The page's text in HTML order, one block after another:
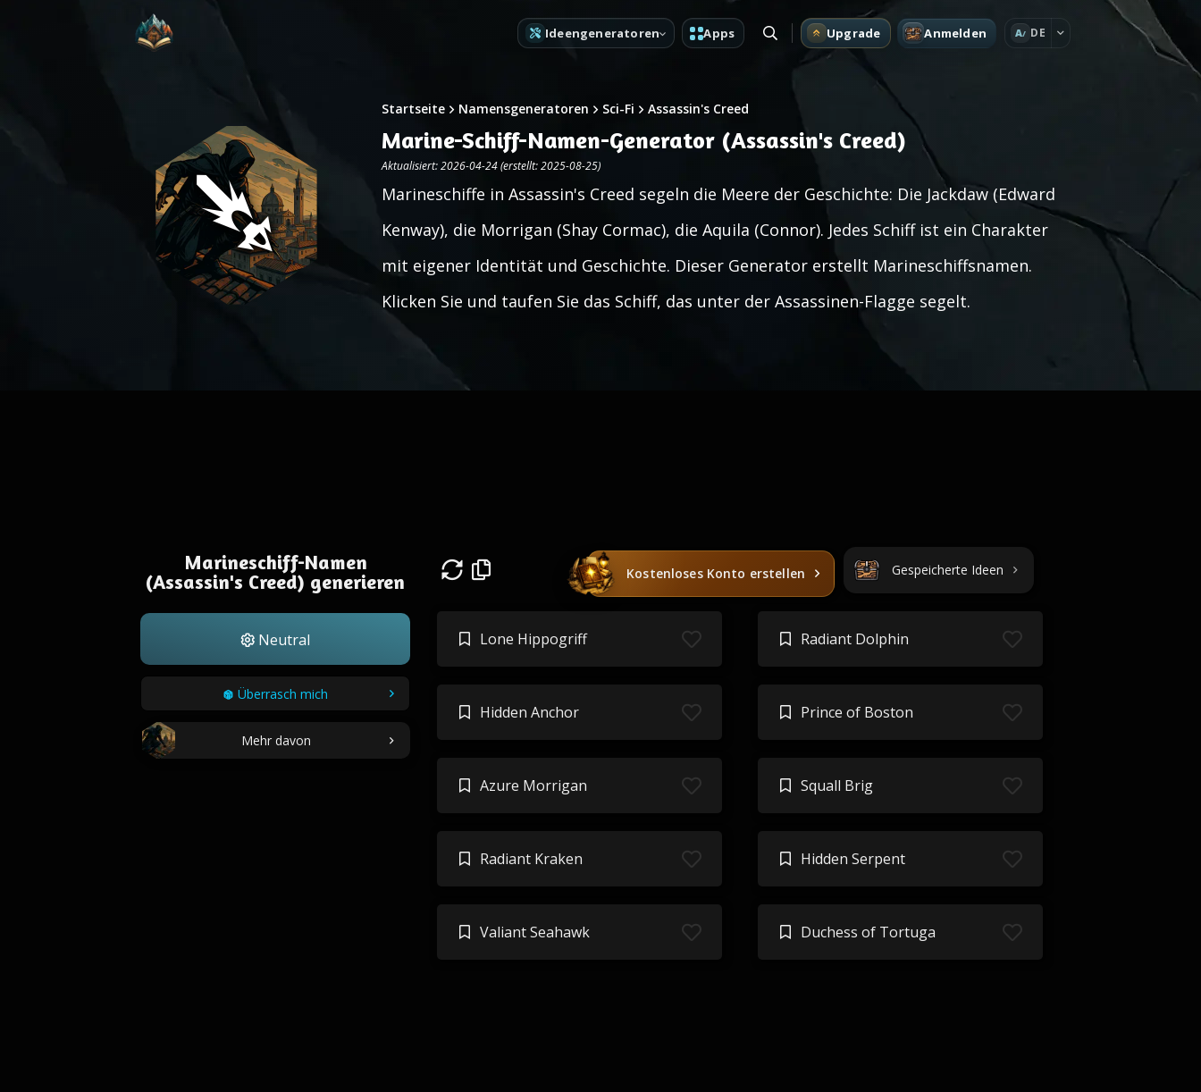
Ideengeneratoren Apps Upgrade Anmelden A DE
Startseite Namensgeneratoren Sci-Fi Assassin's Creed
Marine-Schiff-Namen-Generator (Assassin's Creed)
Aktualisiert: 2026-04-24 (erstellt: 2025-08-25)
Marineschiffe in Assassin's Creed segeln die Meere der Geschichte: Die Jackdaw (Edward
Kenway), die Morrigan (Shay Cormac), die Aquila (Connor). Jedes Schiff ist ein Charakter
mit eigener Identität und Geschichte. Dieser Generator erstellt Marineschiffsnamen.
Klicken Sie und taufen Sie das Schiff, das unter der Assassinen-Flagge segelt.
Marineschiff-Namen
(Assassin's Creed) generieren
Neutral
Überrasch mich
Mehr davon
Kostenloses Konto erstellen Gespeicherte Ideen
Lone Hippogriff Radiant Dolphin
Hidden Anchor Prince of Boston
Azure Morrigan Squall Brig
Radiant Kraken Hidden Serpent
Valiant Seahawk Duchess of Tortuga